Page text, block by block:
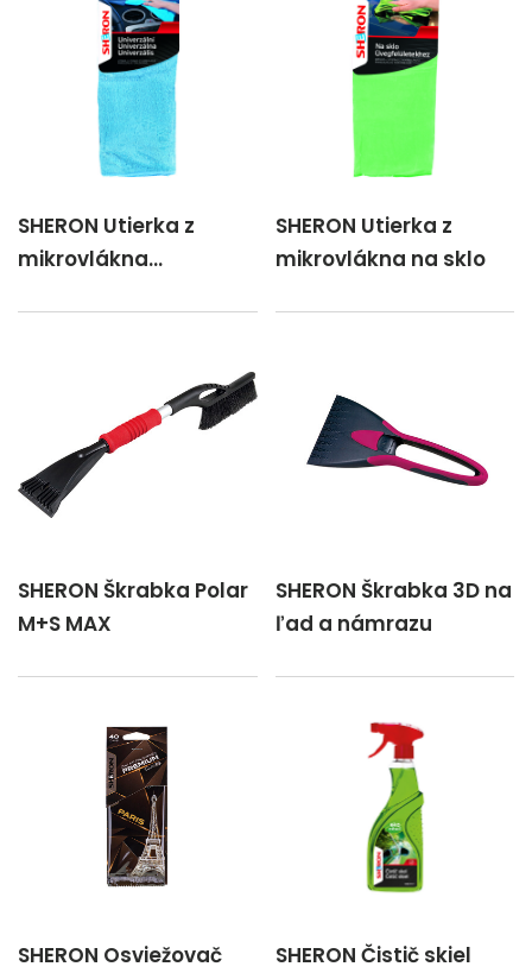
SHERON Utierka z
mikrovlákna
SHERON Utierka z
mikrovlákna na sklo
SHERON Škrabka Polar
M+S MAX
SHERON Škrabka 3D na
ľad a námrazu
SHERON Osviežovač
SHERON Čistič skiel